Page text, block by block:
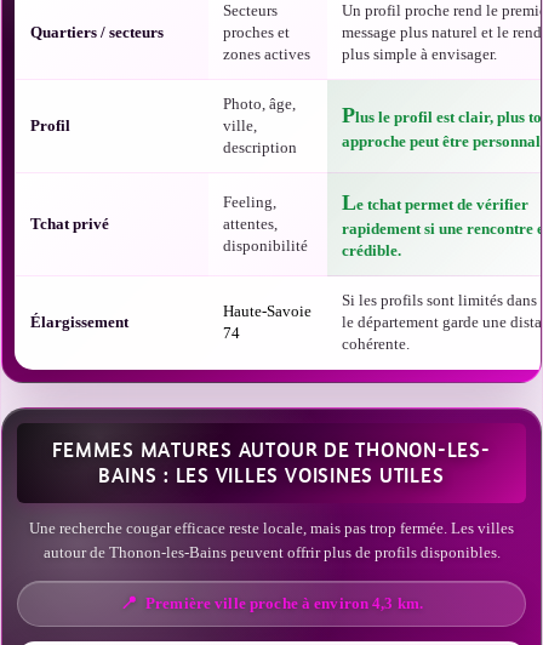
Quartiers / secteurs
Secteurs
proches et
zones actives
Un profil proche rend le
message plus naturel et le
plus simple à envisager.
Profil
Photo, âge,
ville,
description
Plus le profil est clair, plus
approche peut être
Tchat privé
Feeling,
attentes,
disponibilité
Le tchat permet de vérifier
rapidement si une rencontre
crédible.
Élargissement
Haute-Savoie
74
Si les profils sont limités dans
le département garde une
cohérente.
FEMMES MATURES AUTOUR DE THONON-LES-
BAINS : LES VILLES VOISINES UTILES
Une recherche cougar efficace reste locale, mais pas trop fermée. Les villes
autour de Thonon-les-Bains peuvent offrir plus de profils disponibles.
Première ville proche à environ 4,3 km.